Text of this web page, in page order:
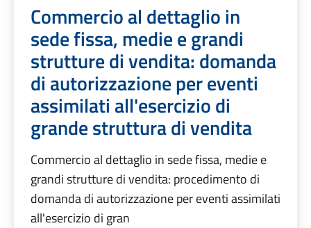
Commercio al dettaglio in
sede fissa, medie e grandi
strutture di vendita: domanda
di autorizzazione per eventi
assimilati all'esercizio di
grande struttura di vendita
Commercio al dettaglio in sede fissa, medie e
grandi strutture di vendita: procedimento di
domanda di autorizzazione per eventi assimilati
all'esercizio di gran